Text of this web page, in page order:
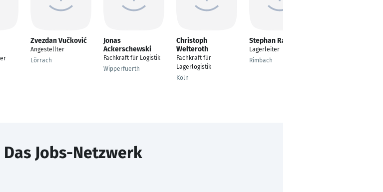
Zvezdan Vučković
Angestellter
Lörrach
Jonas
Ackerschewski
Fachkraft für Logistik
Wipperfuerth
Christoph
Welteroth
Fachkraft für
Lagerlogistik
Köln
Stephan Rausch
Lagerleiter
Rimbach
Das Jobs-Netzwerk